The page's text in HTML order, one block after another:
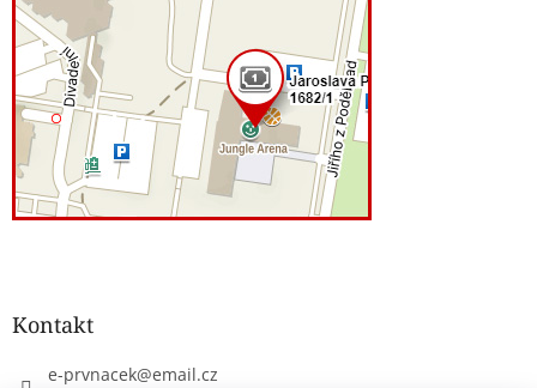
Kontakt
e-prvnacek@email.cz